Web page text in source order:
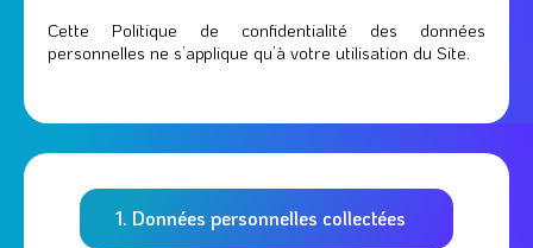
Cette Politique de confidentialité des données
personnelles ne s’applique qu’à votre utilisation du Site.
1. Données personnelles collectées